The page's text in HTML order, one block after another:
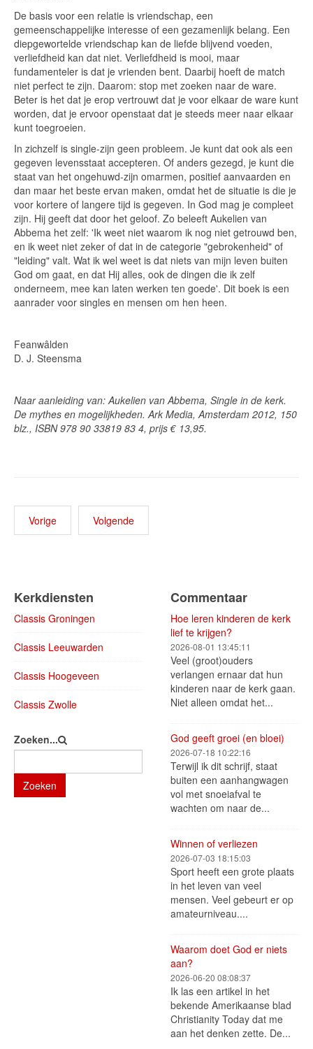
De basis voor een relatie is vriendschap, een
gemeenschappelijke interesse of een gezamenlijk belang. Een
diepgewortelde vriendschap kan de liefde blijvend voeden,
verliefdheid kan dat niet. Verliefdheid is mooi, maar
fundamenteler is dat je vrienden bent. Daarbij hoeft de match
niet perfect te zijn. Daarom: stop met zoeken naar de ware.
Beter is het dat je erop vertrouwt dat je voor elkaar de ware kunt
worden, dat je ervoor openstaat dat je steeds meer naar elkaar
kunt toegroeien.
In zichzelf is single-zijn geen probleem. Je kunt dat ook als een
gegeven levensstaat accepteren. Of anders gezegd, je kunt die
staat van het ongehuwd-zijn omarmen, positief aanvaarden en
dan maar het beste ervan maken, omdat het de situatie is die je
voor kortere of langere tijd is gegeven. In God mag je compleet
zijn. Hij geeft dat door het geloof. Zo beleeft Aukelien van
Abbema het zelf: 'Ik weet niet waarom ik nog niet getrouwd ben,
en ik weet niet zeker of dat in de categorie "gebrokenheid" of
"leiding" valt. Wat ik wel weet is dat niets van mijn leven buiten
God om gaat, en dat Hij alles, ook de dingen die ik zelf
onderneem, mee kan laten werken ten goede'. Dit boek is een
aanrader voor singles en mensen om hen heen.
Feanwâlden
D. J. Steensma
Naar aanleiding van: Aukelien van Abbema, Single in de kerk.
De mythes en mogelijkheden. Ark Media, Amsterdam 2012, 150
blz., ISBN 978 90 33819 83 4, prijs € 13,95.
Vorige Volgende
Kerkdiensten
Classis Groningen
Classis Leeuwarden
Classis Hoogeveen
Classis Zwolle
Zoeken...
Zoeken
Commentaar
Hoe leren kinderen de kerk
lief te krijgen?
2026-08-01 13:45:11
Veel (groot)ouders
verlangen ernaar dat hun
kinderen naar de kerk gaan.
Niet alleen omdat het...
God geeft groei (en bloei)
2026-07-18 10:22:16
Terwijl ik dit schrijf, staat
buiten een aanhangwagen
vol met snoeiafval te
wachten om naar de...
Winnen of verliezen
2026-07-03 18:15:03
Sport heeft een grote plaats
in het leven van veel
mensen. Veel gebeurt er op
amateurniveau....
Waarom doet God er niets
aan?
2026-06-20 08:08:37
Ik las een artikel in het
bekende Amerikaanse blad
Christianity Today dat me
aan het denken zette. De...